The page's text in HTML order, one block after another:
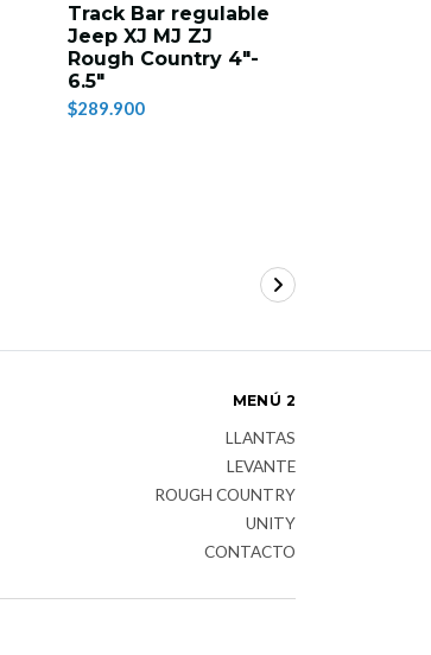
Track Bar regulable
Jeep XJ MJ ZJ
Rough Country 4"-
6.5"
$289.900
MENÚ 2
LLANTAS
LEVANTE
ROUGH COUNTRY
UNITY
CONTACTO